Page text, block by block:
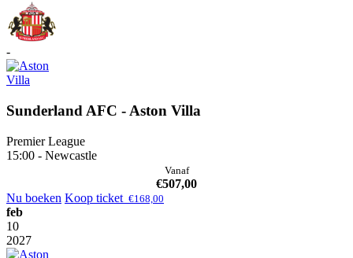
-
Sunderland AFC - Aston Villa
Premier League
15:00 - Newcastle
Vanaf
€507,00
Nu boeken Koop ticket €168,00
feb
10
2027